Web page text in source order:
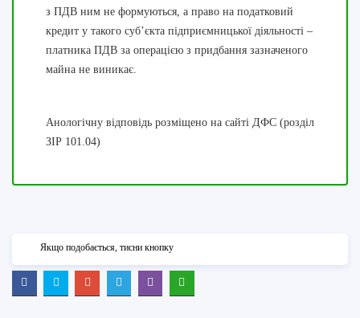
з ПДВ ним не формуються, а право на податковий
кредит у такого суб’єкта підприємницької діяльності –
платника ПДВ за операцією з придбання зазначеного
майна не виникає.
Анологічну відповідь розміщено на сайті ДФС (розділ
ЗІР 101.04)
Якщо подобається, тисни кнопку